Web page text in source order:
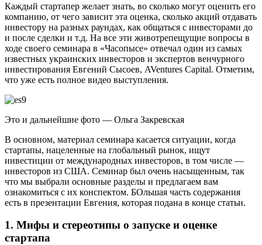
Каждый стартапер желает знать, во сколько могут оценить его
компанию, от чего зависит эта оценка, сколько акций отдавать
инвестору на разных раундах, как общаться с инвесторами до
и после сделки и т.д. На все эти животрепещущие вопросы в
ходе своего семинара в «Часопысе» отвечал один из самых
известных украинских инвесторов и экспертов венчурного
инвестирования Евгений Сысоев, AVentures Capital. Отметим,
что уже есть полное видео выступления.
Это и дальнейшие фото — Ольга Закревская
В основном, материал семинара касается ситуации, когда
стартапы, нацеленные на глобальный рынок, ищут
инвестиции от международных инвесторов, в том числе —
инвесторов из США. Семинар был очень насыщенным, так
что мы выбрали основные разделы и предлагаем вам
ознакомиться с их конспектом. БОльшая часть содержания
есть в презентации Евгения, которая подана в конце статьи.
1. Мифы и стереотипы о запуске и оценке
стартапа